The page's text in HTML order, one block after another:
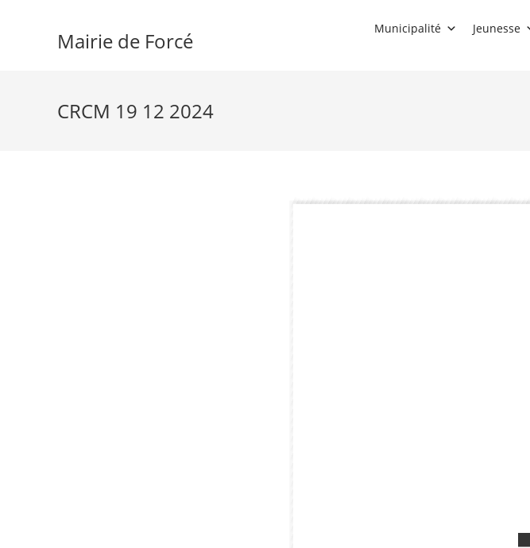
Mairie de Forcé Municipalité Jeunesse
CRCM 19 12 2024